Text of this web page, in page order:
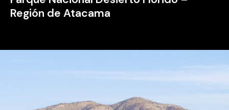
Región de Atacama